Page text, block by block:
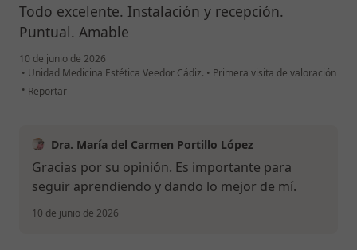
Todo excelente. Instalación y recepción.
Puntual. Amable
10 de junio de 2026
• Unidad Medicina Estética Veedor Cádiz. • Primera visita de valoración
• en opinión del usuario G.R
Reportar
Dra. María del Carmen Portillo López
Gracias por su opinión. Es importante para
seguir aprendiendo y dando lo mejor de mí.
10 de junio de 2026